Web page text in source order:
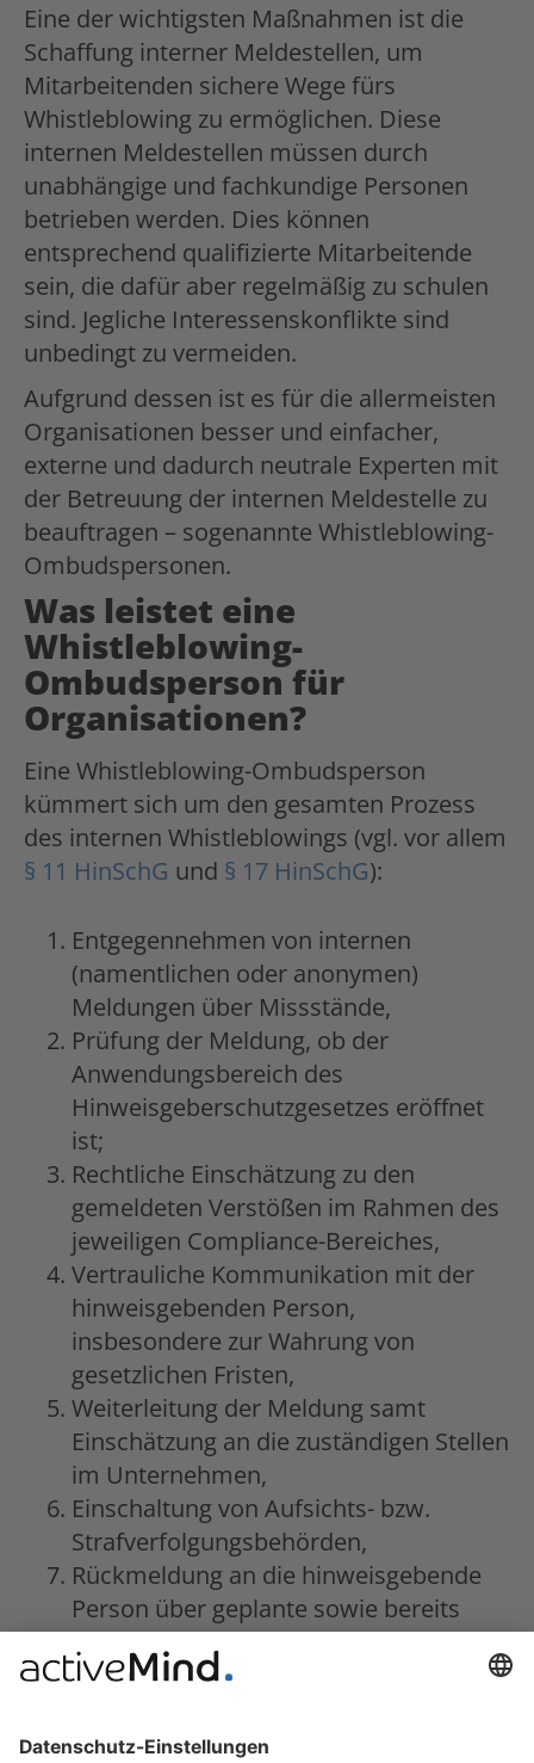
Eine der wichtigsten Maßnahmen ist die
Schaffung interner Meldestellen, um
Mitarbeitenden sichere Wege fürs
Whistleblowing zu ermöglichen. Diese
internen Meldestellen müssen durch
unabhängige und fachkundige Personen
betrieben werden. Dies können
entsprechend qualifizierte Mitarbeitende
sein, die dafür aber regelmäßig zu schulen
sind. Jegliche Interessenskonflikte sind
unbedingt zu vermeiden.
Aufgrund dessen ist es für die allermeisten
Organisationen besser und einfacher,
externe und dadurch neutrale Experten mit
der Betreuung der internen Meldestelle zu
beauftragen – sogenannte Whistleblowing-
Ombudspersonen.
Was leistet eine
Whistleblowing-
Ombudsperson für
Organisationen?
Eine Whistleblowing-Ombudsperson
kümmert sich um den gesamten Prozess
des internen Whistleblowings (vgl. vor allem
§ 11 HinSchG und § 17 HinSchG):
Entgegennehmen von internen
(namentlichen oder anonymen)
Meldungen über Missstände,
Prüfung der Meldung, ob der
Anwendungsbereich des
Hinweisgeberschutzgesetzes eröffnet
ist;
Rechtliche Einschätzung zu den
gemeldeten Verstößen im Rahmen des
jeweiligen Compliance-Bereiches,
Vertrauliche Kommunikation mit der
hinweisgebenden Person,
insbesondere zur Wahrung von
gesetzlichen Fristen,
Weiterleitung der Meldung samt
Einschätzung an die zuständigen Stellen
im Unternehmen,
Einschaltung von Aufsichts- bzw.
Strafverfolgungsbehörden,
Rückmeldung an die hinweisgebende
Person über geplante sowie bereits
ergriffene Folgemaßnahmen,
Rechtskonforme Dokumentation des